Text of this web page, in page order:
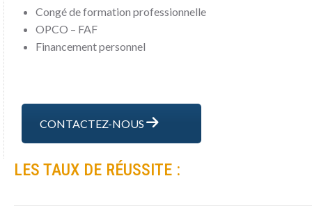
Congé de formation professionnelle
OPCO – FAF
Financement personnel
CONTACTEZ-NOUS
LES TAUX DE RÉUSSITE :